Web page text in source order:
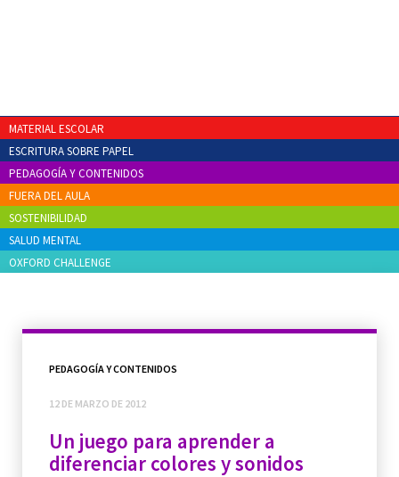
MATERIAL ESCOLAR
ESCRITURA SOBRE PAPEL
PEDAGOGÍA Y CONTENIDOS
FUERA DEL AULA
SOSTENIBILIDAD
SALUD MENTAL
OXFORD CHALLENGE
PEDAGOGÍA Y CONTENIDOS
12 DE MARZO DE 2012
Un juego para aprender a
diferenciar colores y sonidos